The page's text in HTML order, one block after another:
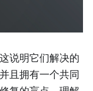
说明它们解决的
且拥有一个共同